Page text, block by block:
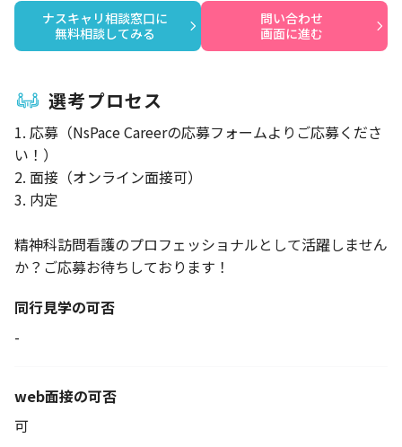
ナスキャリ相談窓口に
無料相談してみる
問い合わせ
画面に進む
選考プロセス
1. 応募（NsPace Careerの応募フォームよりご応募くださ
い！）
2. 面接（オンライン面接可）
3. 内定
精神科訪問看護のプロフェッショナルとして活躍しません
か？ご応募お待ちしております！
同行見学の可否
-
web面接の可否
可